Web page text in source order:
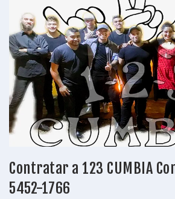
Contratar a 123 CUMBIA
5452-1766